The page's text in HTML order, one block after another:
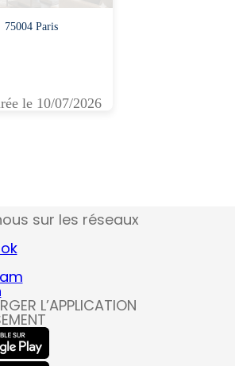
75004 Paris
le 10/07/2026
sur les réseaux
L’APPLICATION